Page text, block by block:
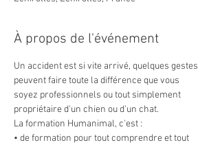
À propos de l'événement
Un accident est si vite arrivé, quelques gestes
peuvent faire toute la différence que vous
soyez professionnels ou tout simplement
propriétaire d'un chien ou d'un chat.
La formation Humanimal, c'est :
• de formation pour tout comprendre et tout